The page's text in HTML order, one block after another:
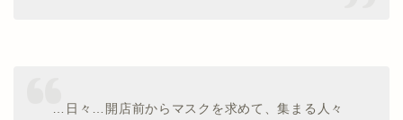
…日々…開店前からマスクを求めて、集まる人々